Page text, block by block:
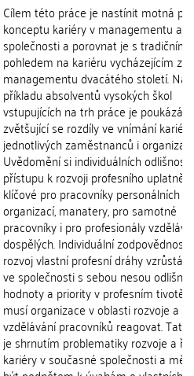
Cílem této práce je nastínit motná
konceptu kariéry v managementu a
společnosti a porovnat je s tradičním
pohledem na kariéru vycházejícím z
managementu dvacátého století. Na
příkladu absolventů vysokých škol
vstupujících na trh práce je
zvětšující se rozdíly ve vnímání
jednotlivých zaměstnanců i organizací.
Uvědomění si individuálních
přístupu k rozvoji profesního
klíčové pro pracovníky personálních
organizací, manatery, pro samotné
pracovníky i pro profesionály
dospělých. Individuální zodpovědnost
rozvoj vlastní profesní dráhy vzrůstá.
ve společnosti s sebou nesou odlišné
hodnoty a priority v profesním tivotě,
musí organizace v oblasti rozvoje a
vzdělávání pracovníků reagovat. Tato
je shrnutím problematiky rozvoje a
kariéry v současné společnosti a